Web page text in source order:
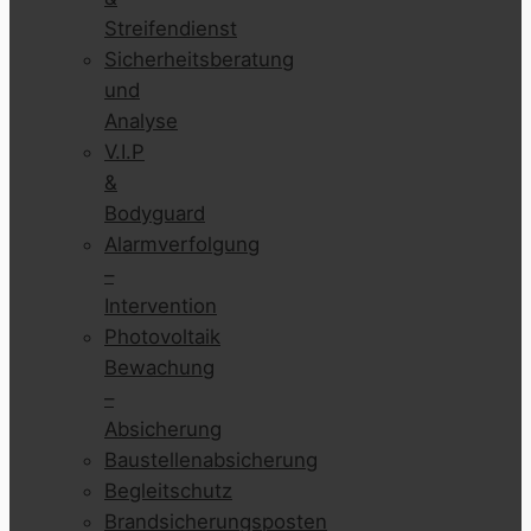
Streifendienst
Sicherheitsberatung
und
Analyse
V.I.P
&
Bodyguard
Alarmverfolgung
–
Intervention
Photovoltaik
Bewachung
–
Absicherung
Baustellenabsicherung
Begleitschutz
Brandsicherungsposten